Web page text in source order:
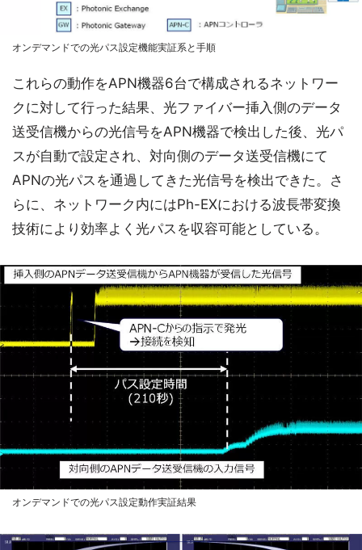
オンデマンドでの光パス設定機能実証系と手順
これらの動作をAPN機器6台で構成されるネットワー
クに対して行った結果、光ファイバー挿入側のデータ
送受信機からの光信号をAPN機器で検出した後、光パ
スが自動で設定され、対向側のデータ送受信機にて
APNの光パスを通過してきた光信号を検出できた。さ
らに、ネットワーク内にはPh-EXにおける波長帯変換
技術により効率よく光パスを収容可能としている。
オンデマンドでの光パス設定動作実証結果